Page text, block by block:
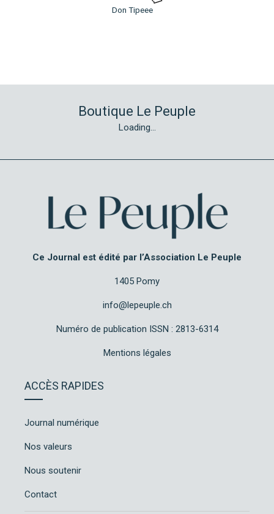
Don Tipeee
Boutique Le Peuple
Loading...
Ce Journal est édité par l’Association Le Peuple
1405 Pomy
info@lepeuple.ch
Numéro de publication ISSN : 2813-6314
Mentions légales
ACCÈS RAPIDES
Journal numérique
Nos valeurs
Nous soutenir
Contact